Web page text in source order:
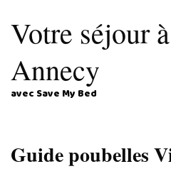
Votre séjour à
Annecy
avec Save My Bed
Guide poubelles